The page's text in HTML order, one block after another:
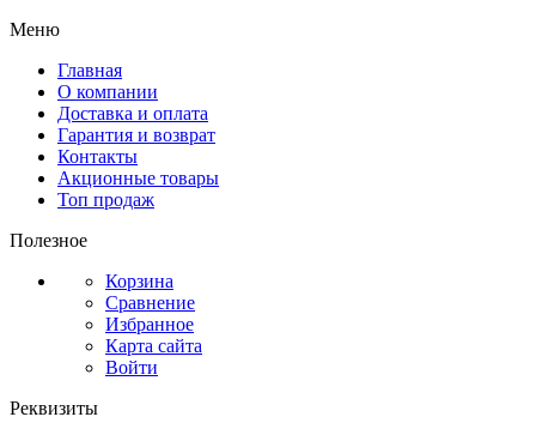
Меню
Главная
О компании
Доставка и оплата
Гарантия и возврат
Контакты
Акционные товары
Топ продаж
Полезное
Корзина
Сравнение
Избранное
Карта сайта
Войти
Реквизиты